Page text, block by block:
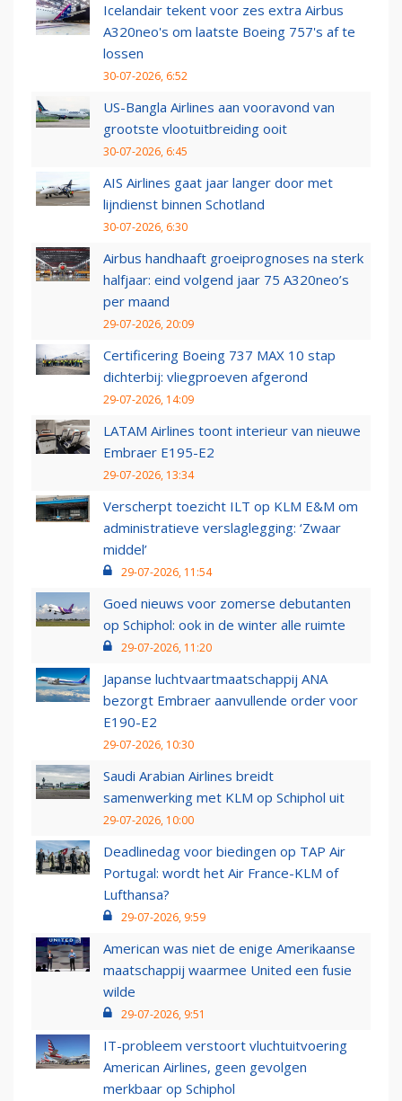
Icelandair tekent voor zes extra Airbus
A320neo's om laatste Boeing 757's af te
lossen
30-07-2026, 6:52
US-Bangla Airlines aan vooravond van
grootste vlootuitbreiding ooit
30-07-2026, 6:45
AIS Airlines gaat jaar langer door met
lijndienst binnen Schotland
30-07-2026, 6:30
Airbus handhaaft groeiprognoses na sterk
halfjaar: eind volgend jaar 75 A320neo’s
per maand
29-07-2026, 20:09
Certificering Boeing 737 MAX 10 stap
dichterbij: vliegproeven afgerond
29-07-2026, 14:09
LATAM Airlines toont interieur van nieuwe
Embraer E195-E2
29-07-2026, 13:34
Verscherpt toezicht ILT op KLM E&M om
administratieve verslaglegging: ‘Zwaar
middel’
29-07-2026, 11:54
Goed nieuws voor zomerse debutanten
op Schiphol: ook in de winter alle ruimte
29-07-2026, 11:20
Japanse luchtvaartmaatschappij ANA
bezorgt Embraer aanvullende order voor
E190-E2
29-07-2026, 10:30
Saudi Arabian Airlines breidt
samenwerking met KLM op Schiphol uit
29-07-2026, 10:00
Deadlinedag voor biedingen op TAP Air
Portugal: wordt het Air France-KLM of
Lufthansa?
29-07-2026, 9:59
American was niet de enige Amerikaanse
maatschappij waarmee United een fusie
wilde
29-07-2026, 9:51
IT-probleem verstoort vluchtuitvoering
American Airlines, geen gevolgen
merkbaar op Schiphol